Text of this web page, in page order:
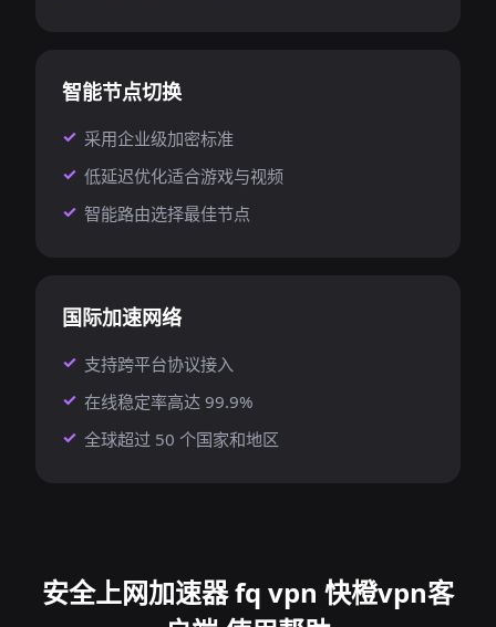
智能节点切换
采用企业级加密标准
低延迟优化适合游戏与视频
智能路由选择最佳节点
国际加速网络
支持跨平台协议接入
在线稳定率高达 99.9%
全球超过 50 个国家和地区
安全上网加速器 fq vpn 快橙vpn客